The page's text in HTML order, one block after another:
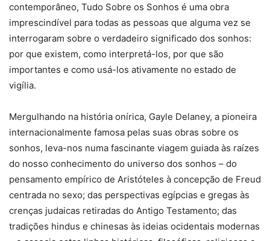
contemporâneo, Tudo Sobre os Sonhos é uma obra
imprescindível para todas as pessoas que alguma vez se
interrogaram sobre o verdadeiro significado dos sonhos:
por que existem, como interpretá-los, por que são
importantes e como usá-los ativamente no estado de
vigília.
Mergulhando na história onírica, Gayle Delaney, a pioneira
internacionalmente famosa pelas suas obras sobre os
sonhos, leva-nos numa fascinante viagem guiada às raízes
do nosso conhecimento do universo dos sonhos – do
pensamento empírico de Aristóteles à concepção de Freud
centrada no sexo; das perspectivas egípcias e gregas às
crenças judaicas retiradas do Antigo Testamento; das
tradições hindus e chinesas às ideias ocidentais modernas